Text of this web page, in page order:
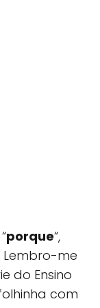
porque“,
Lembro-me
do Ensino
com